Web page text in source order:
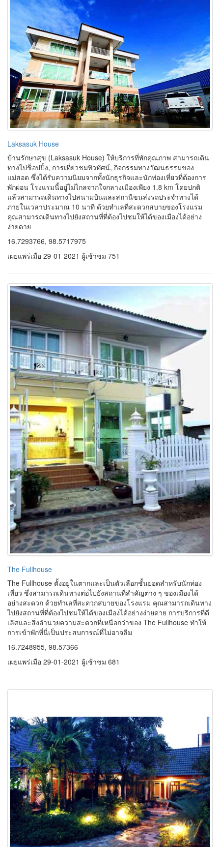
Laksasuk House
บ้านรักษาสุข (Laksasuk House) ให้บริการที่พักคุณภาพ สามารถเดิน
ทางไปช็อปปิ้ง, การเที่ยวชมทิวทัศน์, กิจกรรมทางวัฒนธรรมของ
แม่สอด ซึ่งได้รับความนิยมจากทั้งนักธุรกิจและนักท่องเที่ยวที่ต้องการ
พักผ่อน โรงแรมนี้อยู่ไม่ไกลจากใจกลางเมืองเพียง 1.8 km โดยปกติ
แล้วสามารถเดินทางไปสนามบินและสถานีขนส่งรถประจำทางได้
ภายในเวลาประมาณ 10 นาที ด้วยทำเลที่สะดวกสบายของโรงแรม
คุณสามารถเดินทางไปยังสถานที่ที่ต้องไปชมให้ได้ของเมืองได้อย่าง
ง่ายดาย
16.7293766, 98.5717975
เผยแพร่เมื่อ 29-01-2021 ผู้เช้าชม 751
The Fullhouse
The Fullhouse ตั้งอยู่ในตากและเป็นตัวเลือกชั้นยอดสำหรับนักท่อง
เที่ยว ซึ่งสามารถเดินทางต่อไปยังสถานที่สำคัญต่าง ๆ ของเมืองได้
อย่างสะดวก ด้วยทำเลที่สะดวกสบายของโรงแรม คุณสามารถเดินทาง
ไปยังสถานที่ที่ต้องไปชมให้ได้ของเมืองได้อย่างง่ายดาย การบริการที่ดี
เลิศและสิ่งอำนวยความสะดวกที่เหนือกว่าของ The Fullhouse ทำให้
การเข้าพักที่นี่เป็นประสบการณ์ที่ไม่อาจลืม
16.7248955, 98.57366
เผยแพร่เมื่อ 29-01-2021 ผู้เช้าชม 681